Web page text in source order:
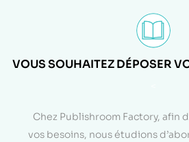
VOUS SOUHAITEZ DÉPOSER
Chez Publishroom Factory, afin
vos besoins, nous étudions